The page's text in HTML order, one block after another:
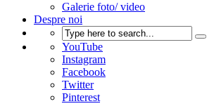
Galerie foto/ video
Despre noi
YouTube
Instagram
Facebook
Twitter
Pinterest